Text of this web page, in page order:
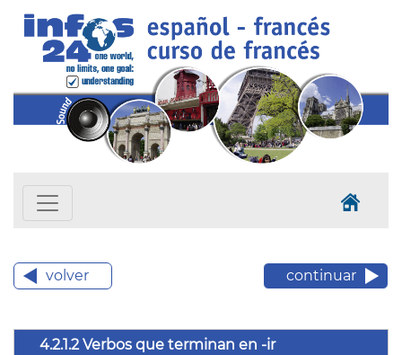
volver continuar
4.2.1.2 Verbos que terminan en -ir